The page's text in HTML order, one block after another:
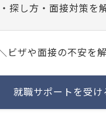
探し方・面接対策を
ビザや面接の不安を
就職サポートを受け